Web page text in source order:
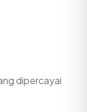
dipercayai